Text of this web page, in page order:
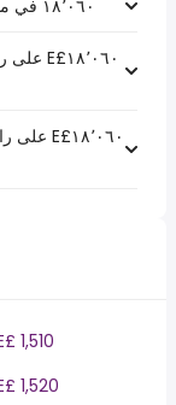
1,510
1,520